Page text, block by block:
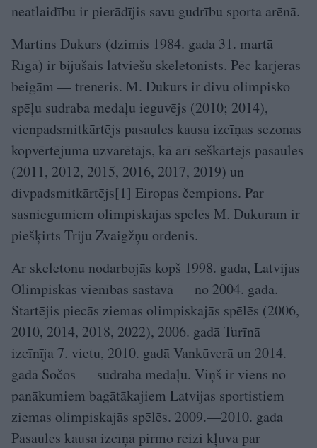
neatlaidību ir pierādījis savu gudrību sporta arēnā.
Martins Dukurs (dzimis 1984. gada 31. martā
Rīgā) ir bijušais latviešu skeletonists. Pēc karjeras
beigām — treneris. M. Dukurs ir divu olimpisko
spēļu sudraba medaļu ieguvējs (2010; 2014),
vienpadsmitkārtējs pasaules kausa izcīņas sezonas
kopvērtējuma uzvarētājs, kā arī seškārtējs pasaules
(2011, 2012, 2015, 2016, 2017, 2019) un
divpadsmitkārtējs[1] Eiropas čempions. Par
sasniegumiem olimpiskajās spēlēs M. Dukuram ir
piešķirts Triju Zvaigžņu ordenis.
Ar skeletonu nodarbojās kopš 1998. gada, Latvijas
Olimpiskās vienības sastāvā — no 2004. gada.
Startējis piecās ziemas olimpiskajās spēlēs (2006,
2010, 2014, 2018, 2022), 2006. gadā Turīnā
izcīnīja 7. vietu, 2010. gadā Vankūverā un 2014.
gadā Sočos — sudraba medaļu. Viņš ir viens no
panākumiem bagātākajiem Latvijas sportistiem
ziemas olimpiskajās spēlēs. 2009.—2010. gada
Pasaules kausa izcīņā pirmo reizi kļuva par